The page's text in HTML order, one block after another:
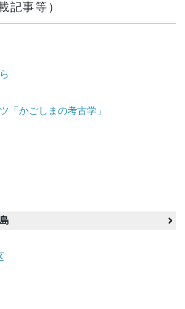
記事等）
「かごしまの考古学」